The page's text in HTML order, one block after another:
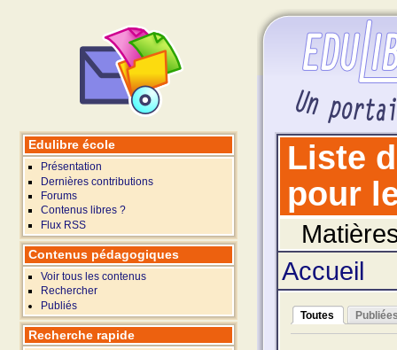
Liste
pour
Accueil
Toutes
Edulibre école
Présentation
Dernières contributions
Forums
Contenus libres ?
Flux RSS
Contenus pédagogiques
Voir tous les contenus
Rechercher
Publiés
Recherche rapide